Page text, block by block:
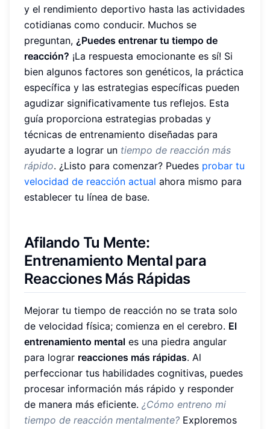
y el rendimiento deportivo hasta las actividades
cotidianas como conducir. Muchos se
preguntan, ¿Puedes entrenar tu tiempo de
reacción? ¡La respuesta emocionante es sí! Si
bien algunos factores son genéticos, la práctica
específica y las estrategias específicas pueden
agudizar significativamente tus reflejos. Esta
guía proporciona estrategias probadas y
técnicas de entrenamiento diseñadas para
ayudarte a lograr un tiempo de reacción más
rápido. ¿Listo para comenzar? Puedes probar tu
velocidad de reacción actual ahora mismo para
establecer tu línea de base.
Afilando Tu Mente:
Entrenamiento Mental para
Reacciones Más Rápidas
Mejorar tu tiempo de reacción no se trata solo
de velocidad física; comienza en el cerebro. El
entrenamiento mental es una piedra angular
para lograr reacciones más rápidas. Al
perfeccionar tus habilidades cognitivas, puedes
procesar información más rápido y responder
de manera más eficiente. ¿Cómo entreno mi
tiempo de reacción mentalmente? Exploremos